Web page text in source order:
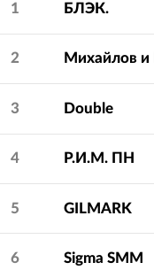
1 БЛЭК.
2 Михайлов
3 Double
4 Р.И.М. ПН
5 GILMARK
6 Sigma SMM